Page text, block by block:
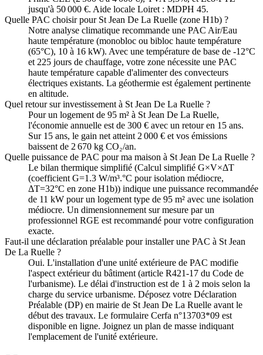
jusqu'à 50 000 €. Aide locale Loiret : MDPH 45.
Quelle PAC choisir pour St Jean De La Ruelle (zone H1b) ?
Notre analyse climatique recommande une PAC Air/Eau
haute température (monobloc ou bibloc haute température
(65°C), 10 à 16 kW). Avec une température de base de -12°C
et 225 jours de chauffage, votre zone nécessite une PAC
haute température capable d'alimenter des convecteurs
électriques existants. La géothermie est également pertinente
en altitude.
Quel retour sur investissement à St Jean De La Ruelle ?
Pour un logement de 95 m² à St Jean De La Ruelle,
l'économie annuelle est de 300 € avec un retour en 15 ans.
Sur 15 ans, le gain net atteint 2 000 € et vos émissions
baissent de 2 670 kg CO₂/an.
Quelle puissance de PAC pour ma maison à St Jean De La Ruelle ?
Le bilan thermique simplifié (Calcul simplifié G×V×ΔT
(coefficient G=1.3 W/m³.°C pour isolation médiocre,
ΔT=32°C en zone H1b)) indique une puissance recommandée
de 11 kW pour un logement type de 95 m² avec une isolation
médiocre. Un dimensionnement sur mesure par un
professionnel RGE est recommandé pour votre configuration
exacte.
Faut-il une déclaration préalable pour installer une PAC à St Jean
De La Ruelle ?
Oui. L'installation d'une unité extérieure de PAC modifie
l'aspect extérieur du bâtiment (article R421-17 du Code de
l'urbanisme). Le délai d'instruction est de 1 à 2 mois selon la
charge du service urbanisme. Déposez votre Déclaration
Préalable (DP) en mairie de St Jean De La Ruelle avant le
début des travaux. Le formulaire Cerfa n°13703*09 est
disponible en ligne. Joignez un plan de masse indiquant
l'emplacement de l'unité extérieure.